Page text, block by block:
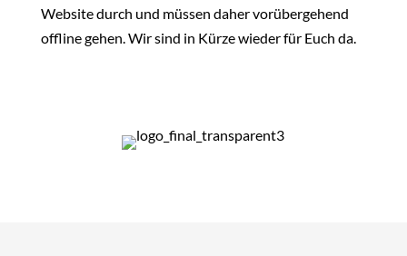
Website durch und müssen daher vorübergehend
offline gehen. Wir sind in Kürze wieder für Euch da.